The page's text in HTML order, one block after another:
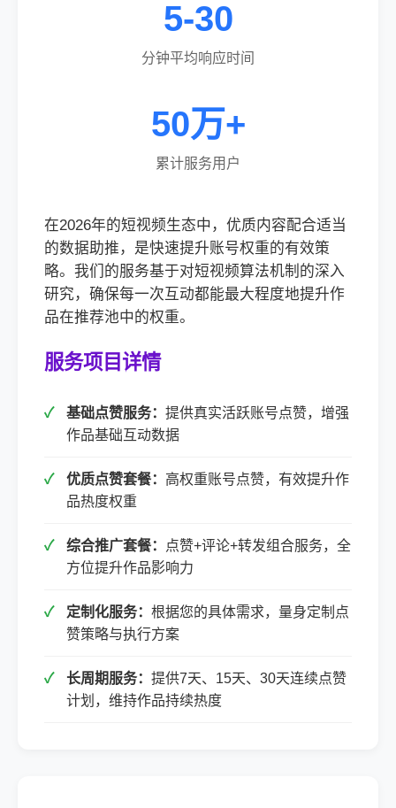
5-30
分钟平均响应时间
50万+
累计服务用户
在2026年的短视频生态中，优质内容配合适当
的数据助推，是快速提升账号权重的有效策
略。我们的服务基于对短视频算法机制的深入
研究，确保每一次互动都能最大程度地提升作
品在推荐池中的权重。
服务项目详情
基础点赞服务： 提供真实活跃账号点赞，增强
作品基础互动数据
优质点赞套餐： 高权重账号点赞，有效提升作
品热度权重
综合推广套餐：
点赞+评论+转发组合服务，全
方位提升作品影响力
定制化服务： 根据您的具体需求，量身定制点
赞策略与执行方案
长周期服务： 提供7天、15天、30天连续点赞
计划，维持作品持续热度